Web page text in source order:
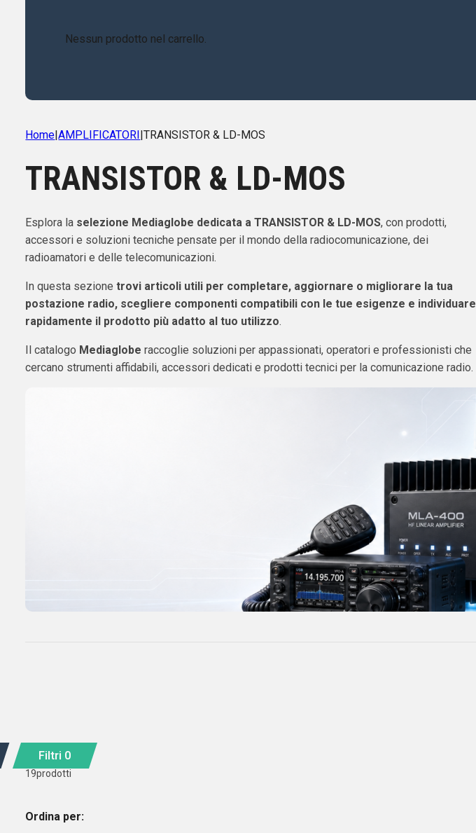
Nessun prodotto nel carrello.
Home|AMPLIFICATORI|TRANSISTOR & LD-MOS
TRANSISTOR & LD-MOS
Esplora la selezione Mediaglobe dedicata a TRANSISTOR & LD-MOS, con prodotti,
accessori e soluzioni tecniche pensate per il mondo della radiocomunicazione, dei
radioamatori e delle telecomunicazioni.
In questa sezionetrovi articoli utili per completare, aggiornare o migliorare la tua
postazione radio, scegliere componenti compatibili con le tue esigenze e individuare
rapidamente il prodotto più adatto al tuo utilizzo.
Il catalogo Mediaglobe raccoglie soluzioni per appassionati, operatori e professionisti che
cercano strumenti affidabili, accessori dedicati e prodotti tecnici per la comunicazione radio.
Filtri 0
19prodotti
Ordina per: